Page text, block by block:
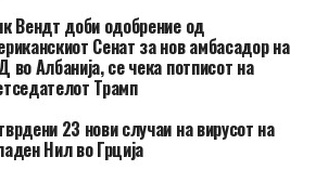
Вендт доби одобрение од
Сенат за нов амбасадор на
во Албанија, се чека потписот на
Трамп
23 нови случаи на вирусот на
Нил во Грција